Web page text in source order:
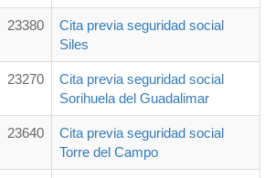
23380
Cita previa seguridad social
Siles
23270
Cita previa seguridad social
Sorihuela del Guadalimar
23640
Cita previa seguridad social
Torre del Campo